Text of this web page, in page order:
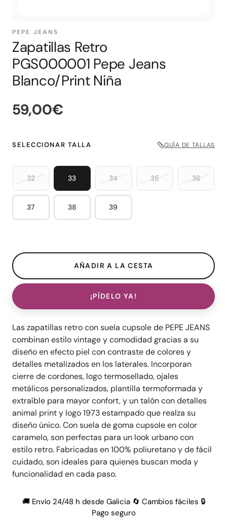
PEPE JEANS
Zapatillas Retro
PGS000001 Pepe Jeans
Blanco/Print Niña
59,00€
SELECCIONAR TALLA GUÍA DE TALLAS
32 33 34 35 36
37 38 39
¡PÍDELO YA!
Las zapatillas retro con suela cupsole de PEPE JEANS
combinan estilo vintage y comodidad gracias a su
diseño en efecto piel con contraste de colores y
detalles metalizados en los laterales. Incorporan
cierre de cordones, logo termosellado, ojales
metálicos personalizados, plantilla termoformada y
extraíble para mayor confort, y un talón con detalles
animal print y logo 1973 estampado que realza su
diseño único. Con suela de goma cupsole en color
caramelo, son perfectas para un look urbano con
estilo retro. Fabricadas en 100% poliuretano y de fácil
cuidado, son ideales para quienes buscan moda y
funcionalidad en cada paso.
🚚 Envío 24/48 h desde Galicia 🔄 Cambios fáciles 🔒
Pago seguro